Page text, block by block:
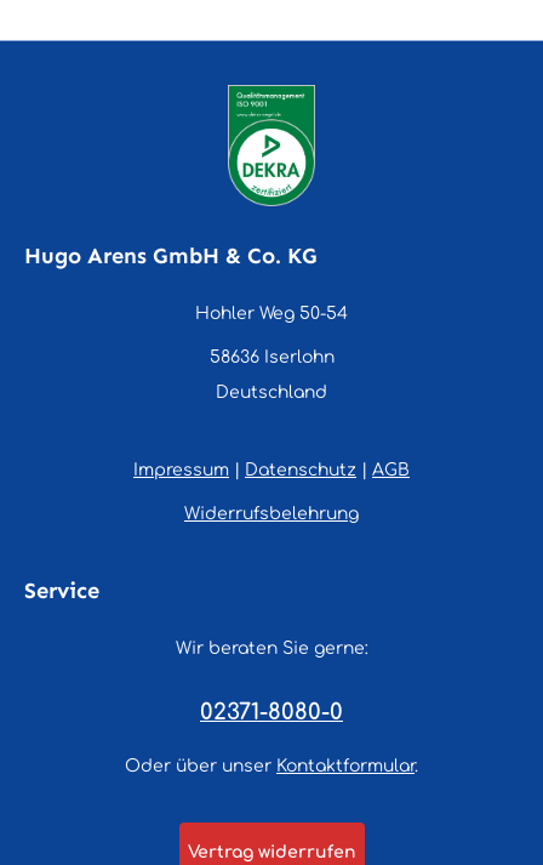
Hugo Arens GmbH & Co. KG
Hohler Weg 50-54
58636 Iserlohn
Deutschland
Impressum Datenschutz AGB
Widerrufsbelehrung
Service
Wir beraten Sie gerne:
02371-8080-0
Oder über unser Kontaktformular.
Vertrag widerrufen